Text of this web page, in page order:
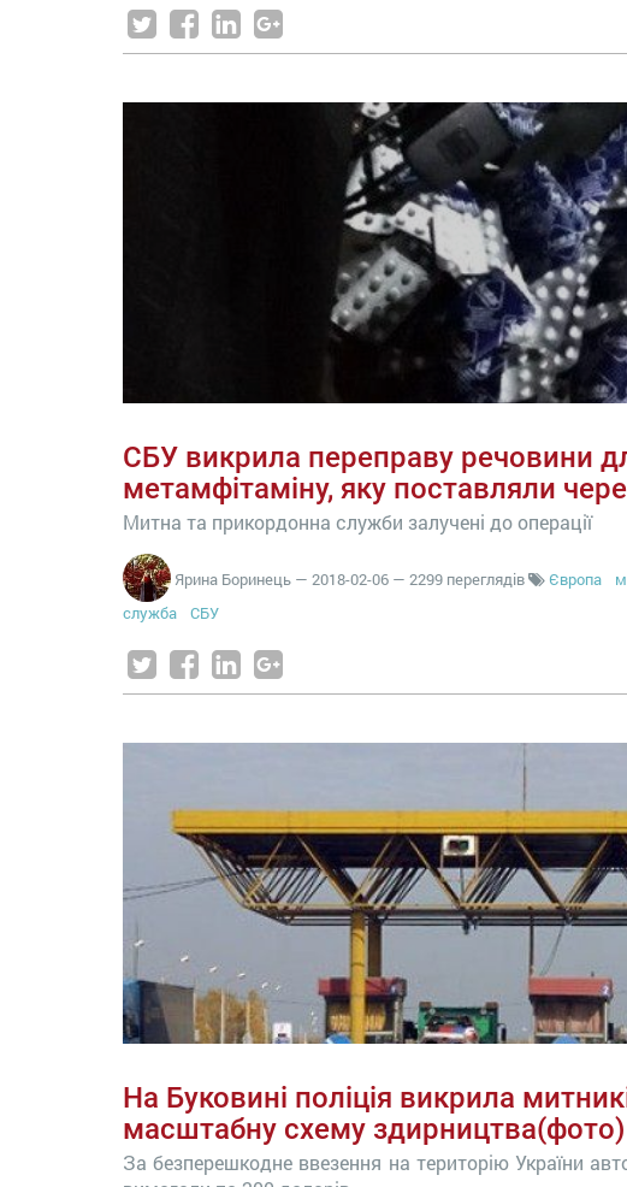
СБУ викрила переправу речовини
метамфітаміну, яку поставляли
Митна та прикордонна служби залучені до операції
Ярина Боринець — 2018-02-06 — 2299 переглядів Європа
служба
СБУ
На Буковині поліція викрила
масштабну схему здирництва(фото)
За безперешкодне ввезення на територію України